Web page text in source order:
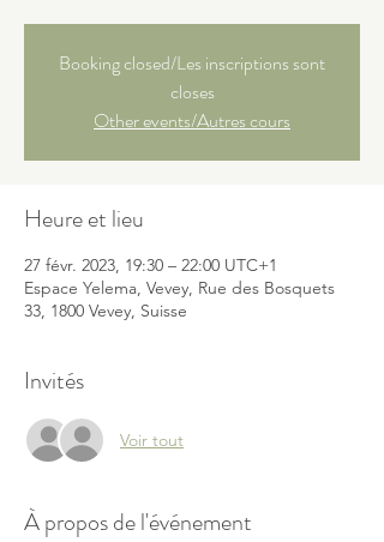
Booking closed/Les inscriptions sont
closes
Other events/Autres cours
Heure et lieu
27 févr. 2023, 19:30 – 22:00 UTC+1
Espace Yelema, Vevey, Rue des Bosquets
33, 1800 Vevey, Suisse
Invités
Voir tout
À propos de l'événement